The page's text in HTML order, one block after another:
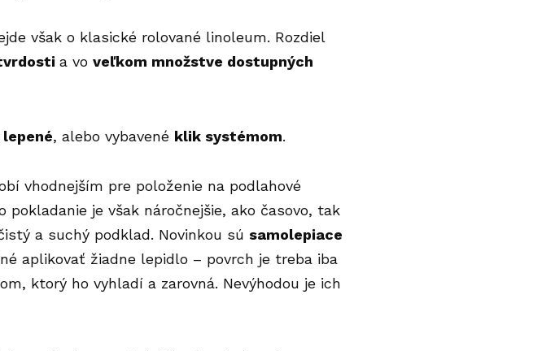
však o klasické rolované linoleum. Rozdiel
a vo veľkom množstve dostupných
lepené, alebo vybavené klik systémom.
vhodnejším pre položenie na podlahové
pokladanie je však náročnejšie, ako časovo, tak
a suchý podklad. Novinkou sú samolepiace
aplikovať žiadne lepidlo – povrch je treba iba
ktorý ho vyhladí a zarovná. Nevýhodou je ich